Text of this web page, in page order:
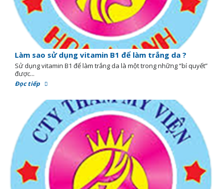
Làm sao sử dụng vitamin B1 để làm trắng da ?
Sử dụng vitamin B1 để làm trắng da là một trong những “bí quyết”
được...
Đọc tiếp